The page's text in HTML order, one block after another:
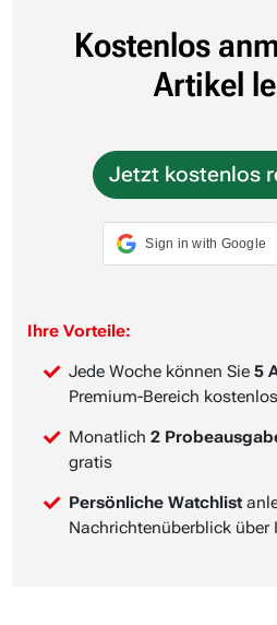
Kostenlos
Artikel
Jetzt kostenlos
Sign in with Google
Ihre Vorteile:
Jede Woche können Sie 5
Premium-Bereich
Monatlich 2
gratis
Persönliche Watchlist
Nachrichtenüberblick über